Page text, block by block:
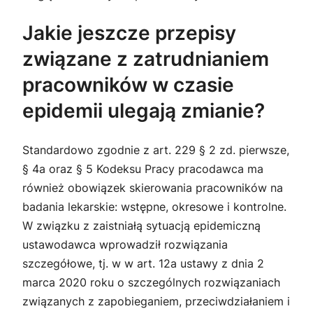
Jakie jeszcze przepisy
związane z zatrudnianiem
pracowników w czasie
epidemii ulegają zmianie?
Standardowo zgodnie z art. 229 § 2 zd. pierwsze,
§ 4a oraz § 5 Kodeksu Pracy pracodawca ma
również obowiązek skierowania pracowników na
badania lekarskie: wstępne, okresowe i kontrolne.
W związku z zaistniałą sytuacją epidemiczną
ustawodawca wprowadził rozwiązania
szczegółowe, tj. w w art. 12a ustawy z dnia 2
marca 2020 roku o szczególnych rozwiązaniach
związanych z zapobieganiem, przeciwdziałaniem i